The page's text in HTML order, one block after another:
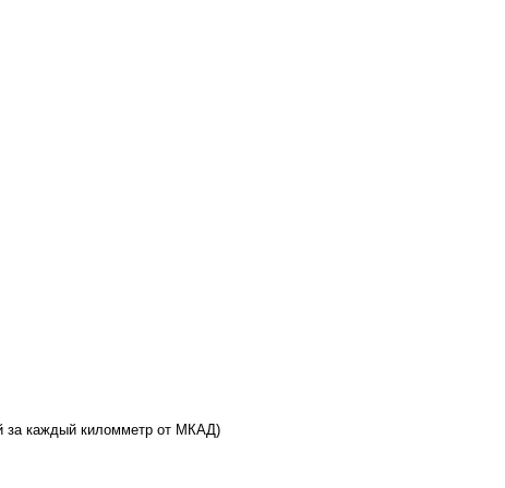
за каждый киломметр от МКАД)